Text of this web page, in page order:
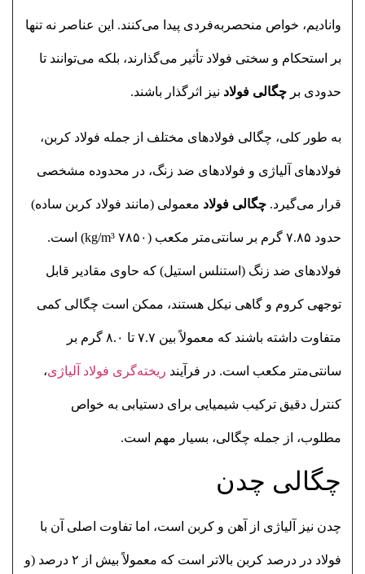
وانادیم، خواص منحصربه‌فردی پیدا می‌کنند. این عناصر نه تنها
بر استحکام و سختی فولاد تأثیر می‌گذارند، بلکه می‌توانند تا
حدودی بر چگالی فولاد نیز اثرگذار باشند.
به طور کلی، چگالی فولادهای مختلف از جمله فولاد کربن،
فولادهای آلیاژی و فولادهای ضد زنگ، در محدوده مشخصی
قرار می‌گیرد. چگالی فولاد معمولی (مانند فولاد کربن ساده)
حدود ۷.۸۵ گرم بر سانتی‌متر مکعب (۷۸۵۰ kg/m³) است.
فولادهای ضد زنگ (استنلس استیل) که حاوی مقادیر قابل
توجهی کروم و گاهی نیکل هستند، ممکن است چگالی کمی
متفاوت داشته باشند که معمولاً بین ۷.۷ تا ۸.۰ گرم بر
سانتی‌متر مکعب است. در فرآیند ریخته‌گری فولاد آلیاژی،
کنترل دقیق ترکیب شیمیایی برای دستیابی به خواص
مطلوب، از جمله چگالی، بسیار مهم است.
چگالی چدن
چدن نیز آلیاژی از آهن و کربن است، اما تفاوت اصلی آن با
فولاد در درصد کربن بالاتر است که معمولاً بیش از ۲ درصد (و